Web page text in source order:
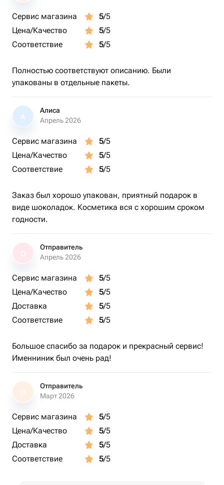
Сервис магазина 5/5
Цена/Качество
5/5
Соответствие
5/5
Полностью соответствуют описанию. Были
упакованы в отдельные пакеты.
А
Алиса
Апрель 2026
Сервис магазина 5/5
Цена/Качество
5/5
Соответствие
5/5
Заказ был хорошо упакован, приятный подарок в
виде шоколадок. Косметика вся с хорошим сроком
годности.
Отправитель
Апрель 2026
Сервис магазина 5/5
Цена/Качество
5/5
Доставка
5/5
Соответствие
5/5
Большое спасибо за подарок и прекрасный сервис!
Именниник был очень рад!
О
Отправитель
Март 2026
Сервис магазина 5/5
Цена/Качество
5/5
Доставка
5/5
Соответствие
5/5